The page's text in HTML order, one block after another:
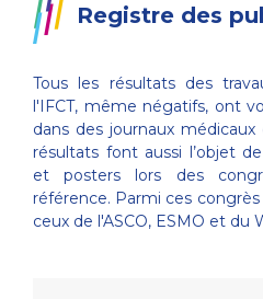
Registre des
Tous les résultats des
l'IFCT, même négatifs, ont
dans des journaux
résultats font aussi l’objet
et posters lors des
référence. Parmi ces
ceux de l'ASCO, ESMO et du